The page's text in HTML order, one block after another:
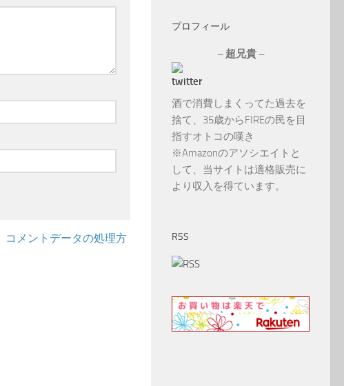
コメントデータの処理方
イ
プロフィール
– 超兄貴 –
酒で消費しまくってた過去を
捨て、35歳からFIREの民を目
指すオトコの嘆き
※Amazonのアソシエイトと
して、当サイトは適格販売に
より収入を得ています。
RSS